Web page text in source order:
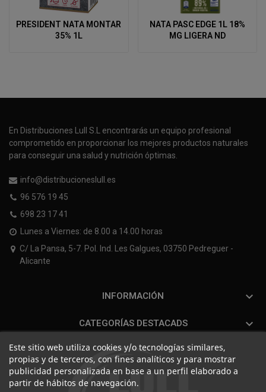
PRESIDENT NATA MONTAR
35% 1L
NATA PASC EDGE 1L 18%
MG LIGERA ND
En Distribuciones Lull S.L encontrarás un equipo profesional
comprometido en proporcionar los mejores productos naturales
para conseguir una salud y nutrición óptimas.
info@distribucioneslull.es
96 576 19 45
698 23 17 41
Lunes a Viernes: de 8.00 a 14.00 horas
C/ La Pansa, 5-7. Pol. Ind. Les Galgues, 03750 Pedreguer -
Alicante
INFORMACIÓN 
CATEGORÍAS DESTACADS 
Este sitio web utiliza cookies y/o tecnologías similares,
propias y de terceros, con fines analíticos y para mostrar
publicidad personalizada en base a un perfil elaborado a
partir de hábitos de navegación.